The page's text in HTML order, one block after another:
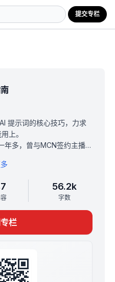
提交专栏
提示词的核心技巧，力求
上。
年多，曾与MCN签约主播合
门、常见错误避坑、提示
拆解。
次付费，永久查阅。
，领取《提示词学习路
示词写作》。
56.2k
字数
栏